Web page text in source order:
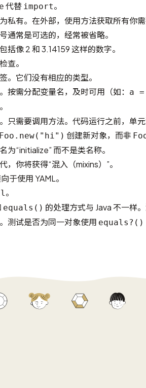
代替 import。
私有。在外部，使用方法获取所有你需
通常是可选的，经常被省略。
括像 2 和 3.14159 这样的数字。
查。
。它们没有相应的类型。
按需分配变量名，及时可用（如： a
只需要调用方法。代码运行之前，单
创建新对象，而非
为“initialize” 而不是类名称。
，你将获得“混入（mixins）”。
于使用 YAML。
。
equals() 的处理方式与 Java 不一样
测试是否为同一对象使用 equals?()